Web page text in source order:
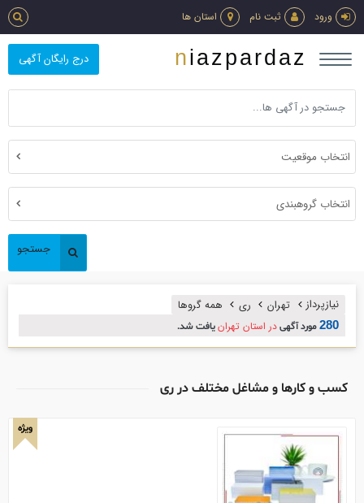
ورود ثبت نام استان ها
درج رایگان آگهی niazpardaz
انتخاب موقعیت
انتخاب گروهبندی
جستجو
نیازپرداز تهران ری همه گروها
280مورد آگهیدر استان تهرانیافت شد.
کسب و کارها و مشاغل مختلف در ری
ویژه